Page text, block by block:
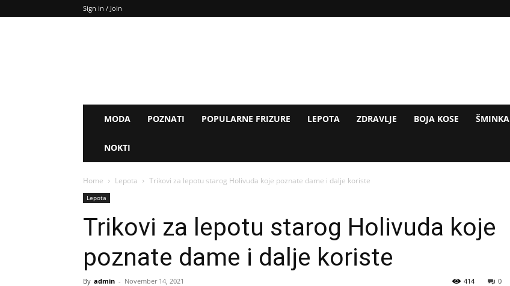
Sign in / Join
MODA POZNATI POPULARNE FRIZURE LEPOTA ZDRAVLJE BOJA KOSE ŠMINKA
NOKTI
Home Lepota Trikovi za lepotu starog Holivuda koje poznate dame i dalje koriste
Lepota
Trikovi za lepotu starog Holivuda koje
poznate dame i dalje koriste
By admin - November 14, 2021 0
414